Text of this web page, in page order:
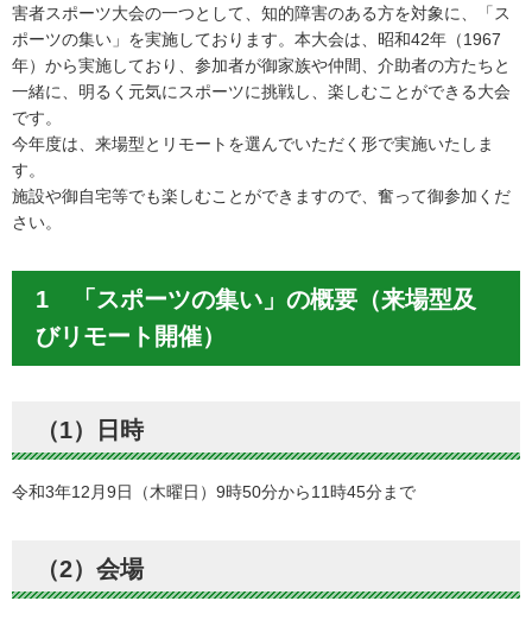
害者スポーツ大会の一つとして、知的障害のある方を対象に、「ス
ポーツの集い」を実施しております。本大会は、昭和42年（1967
年）から実施しており、参加者が御家族や仲間、介助者の方たちと
一緒に、明るく元気にスポーツに挑戦し、楽しむことができる大会
です。
今年度は、来場型とリモートを選んでいただく形で実施いたしま
す。
施設や御自宅等でも楽しむことができますので、奮って御参加くだ
さい。
1 「スポーツの集い」の概要（来場型及
びリモート開催）
（1）日時
令和3年12月9日（木曜日）9時50分から11時45分まで
（2）会場